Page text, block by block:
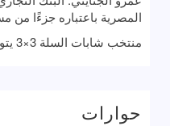
المصرية باعتباره جزءًا من
منتخب شابات السلة 3×3 يتوج بدوري الأمم – التوقف الثاني
حوارات